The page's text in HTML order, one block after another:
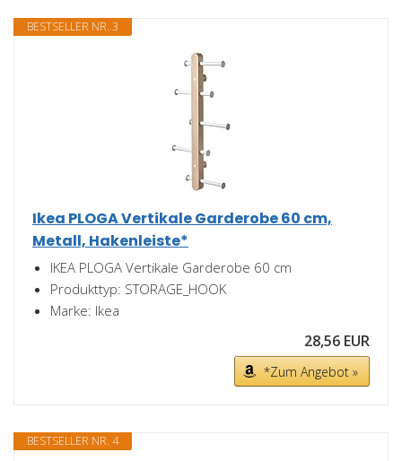
BESTSELLER NR. 3
Ikea PLOGA Vertikale Garderobe 60 cm,
Metall, Hakenleiste*
IKEA PLOGA Vertikale Garderobe 60 cm
Produkttyp: STORAGE_HOOK
Marke: Ikea
28,56 EUR
*Zum Angebot »
BESTSELLER NR. 4